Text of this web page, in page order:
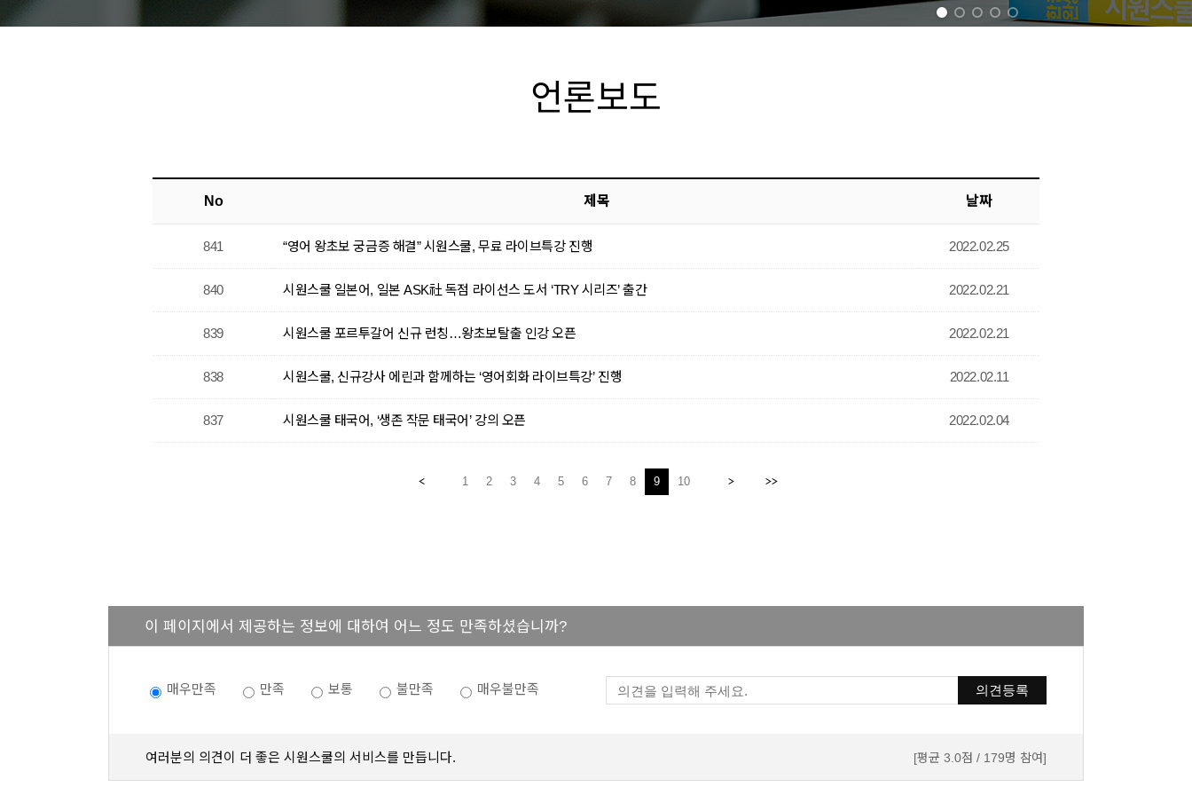
언론보도
No 제목 날짜
841 “영어 왕초보 궁금증 해결” 시원스쿨, 무료 라이브특강 진행 2022.02.25
840 시원스쿨 일본어, 일본 ASK社 독점 라이선스 도서 ‘TRY 시리즈’ 출간 2022.02.21
839 시원스쿨 포르투갈어 신규 런칭…왕초보탈출 인강 오픈 2022.02.21
838 시원스쿨, 신규강사 에린과 함께하는 ‘영어회화 라이브특강’ 진행 2022.02.11
837 시원스쿨 태국어, ‘생존 작문 태국어’ 강의 오픈 2022.02.04
1 2 3 4 5 6 7 8 9 10
이 페이지에서 제공하는 정보에 대하여 어느 정도 만족하셨습니까?
매우만족 만족 보통 불만족 매우불만족 의견등록
여러분의 의견이 더 좋은 시원스쿨의 서비스를 만듭니다. [평균 3.0점 / 179명 참여]